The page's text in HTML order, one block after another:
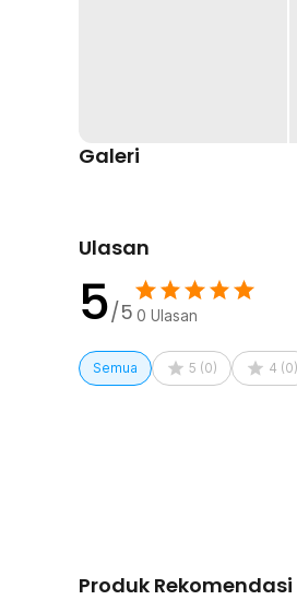
Selain untuk biji atau
membuatnya fleksibel
Rincian yang Anda
Galeri
Ulasan
5/5 0 Ulasan
Semua 5 (0) 4 (0)
Produk Rekomendasi